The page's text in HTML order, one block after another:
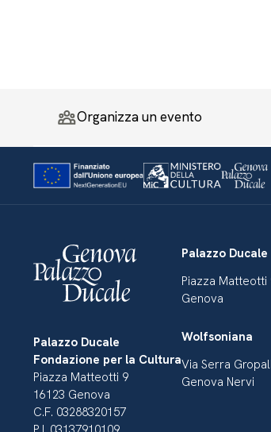
Organizza un evento
Palazzo Ducale
Fondazione per la Cultura
Piazza Matteotti 9
16123 Genova
C.F. 03288320157
Palazzo Ducale
Piazza Matteotti
Genova
Wolfsoniana
Via Serra
Genova Nervi